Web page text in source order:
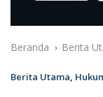
Beranda Berita
Berita Utama,